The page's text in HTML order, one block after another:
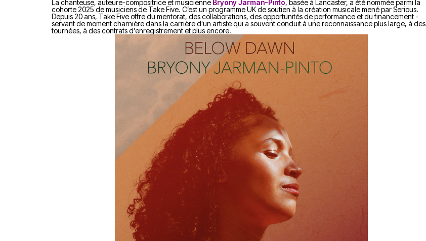
La chanteuse, auteure-compositrice et musicienne Bryony Jarman-Pinto, basée à Lancaster, a été nommée parmi la
cohorte 2025 de musiciens de Take Five. C’est un programme UK de soutien à la création musicale mené par Serious.
Depuis 20 ans, Take Five offre du mentorat, des collaborations, des opportunités de performance et du financement -
servant de moment charnière dans la carrière d'un artiste qui a souvent conduit à une reconnaissance plus large, à des
tournées, à des contrats d'enregistrement et plus encore.